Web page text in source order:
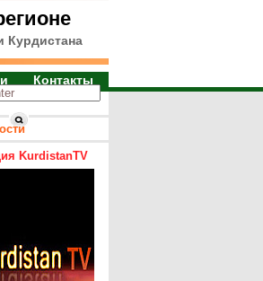
Курдистана
Контакты
KurdistanTV